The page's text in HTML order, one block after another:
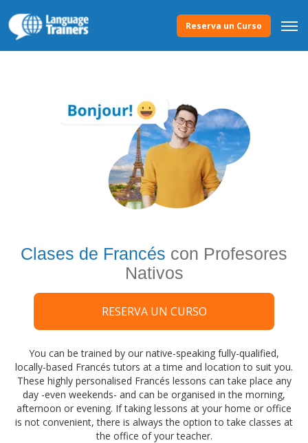
Reserva un Curso
Clases de Francés con Profesores
Nativos
RESERVA UN CURSO
You can be trained by our native-speaking fully-qualified,
locally-based Francés tutors at a time and location to suit you.
These highly personalised Francés lessons can take place any
day -even weekends- and can be organised in the morning,
afternoon or evening. If taking lessons at your home or office
is not convenient, there is always the option to take classes at
the office of your teacher.